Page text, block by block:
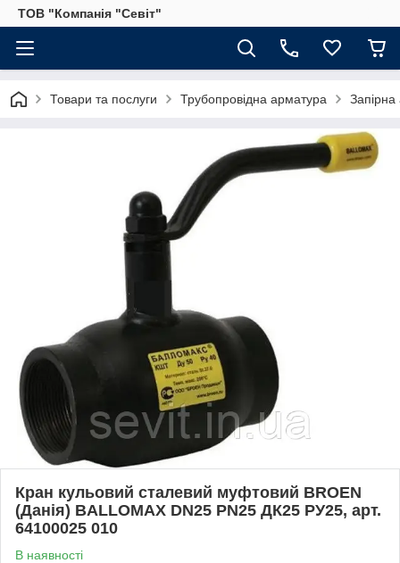
ТОВ "Компанія "Севіт"
Товари та послуги Трубопровідна арматура
Кран кульовий сталевий муфтовий BROEN
(Данія) BALLOMAX DN25 PN25 ДК25 РУ25, арт.
64100025 010
В наявності